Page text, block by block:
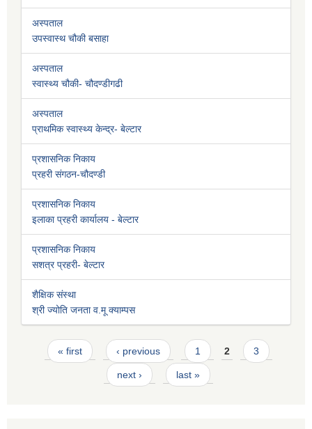
अस्पताल
उपस्वास्थ चौकी बसाहा
अस्पताल
स्वास्थ्य चौकी- चौदण्डीगढी
अस्पताल
प्राथमिक स्वास्थ्य केन्द्र- बेल्टार
प्रशासनिक निकाय
प्रहरी संगठन-चौदण्डी
प्रशासनिक निकाय
इलाका प्रहरी कार्यालय - बेल्टार
प्रशासनिक निकाय
सशत्र प्रहरी- बेल्टार
शैक्षिक संस्था
श्री ज्योति जनता व.मू क्याम्पस
Pages
« first ‹ previous 1 2 3
next › last »